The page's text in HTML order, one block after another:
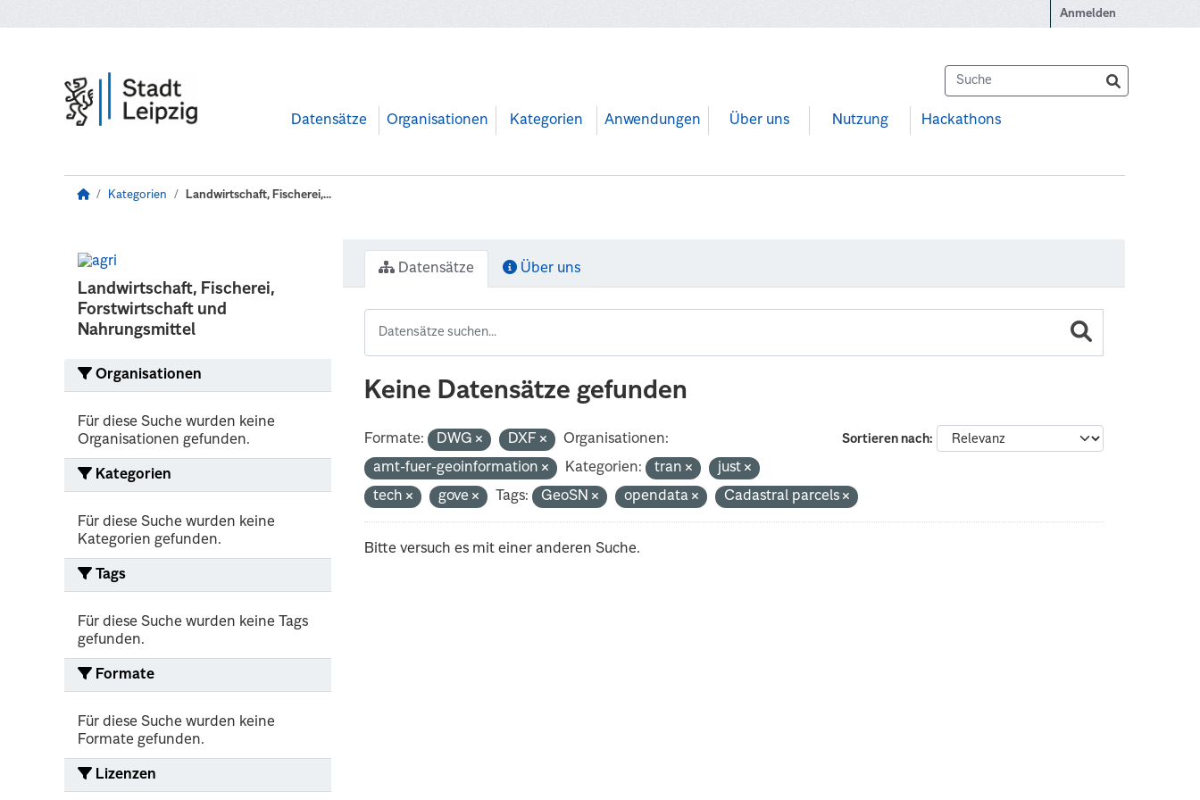
Anmelden
Datensätze Organisationen Kategorien Anwendungen Über uns Nutzung Hackathons
Kategorien Landwirtschaft, Fischerei,...
Landwirtschaft, Fischerei,
Forstwirtschaft und
Nahrungsmittel
Organisationen
Für diese Suche wurden keine
Organisationen gefunden.
Kategorien
Für diese Suche wurden keine
Kategorien gefunden.
Tags
Für diese Suche wurden keine Tags
gefunden.
Formate
Für diese Suche wurden keine
Formate gefunden.
Lizenzen
Datensätze Über uns
Keine Datensätze gefunden
Sortieren nach
Formate: DWG DXF
Organisationen:
amt-fuer-geoinformation
Kategorien: tran
just
tech
gove Tags: GeoSN opendata Cadastral parcels
Bitte versuch es mit einer anderen Suche.